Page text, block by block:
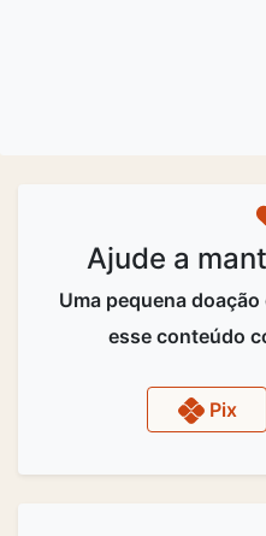
Ajude a
Uma pequena doação
esse conteúdo
Pix